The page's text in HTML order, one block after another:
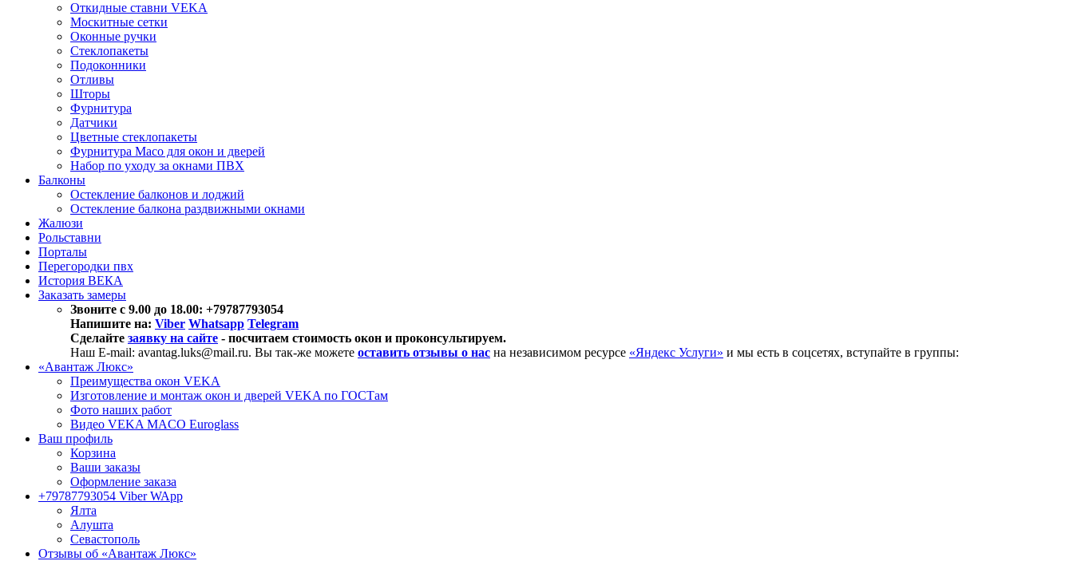
Откидные ставни VEKA
Москитные сетки
Оконные ручки
Стеклопакеты
Подоконники
Отливы
Шторы
Фурнитура
Датчики
Цветные стеклопакеты
Фурнитура Maco для окон и дверей
Набор по уходу за окнами ПВХ
Балконы
Остекление балконов и лоджий
Остекление балкона раздвижными окнами
Жалюзи
Рольставни
Порталы
Перегородки пвх
История ВЕКА
Заказать замеры
Звоните с 9.00 до 18.00: +79787793054
Напишите на: Viber Whatsapp Telegram
Сделайте заявку на сайте - посчитаем стоимость окон и проконсультируем.
Наш E-mail: avantag.luks@mail.ru. Вы так-же можете оставить отзывы о нас на независимом ресурсе «Яндекс Услуги» и мы есть в соцсетях, вступайте в группы:
«Авантаж Люкс»
Преимущества окон VEKA
Изготовление и монтаж окон и дверей VEKA по ГОСТам
Фото наших работ
Видео VEKA MACO Euroglass
Ваш профиль
Корзина
Ваши заказы
Оформление заказа
+79787793054 Viber WApp
Ялта
Алушта
Севастополь
Отзывы об «Авантаж Люкс»